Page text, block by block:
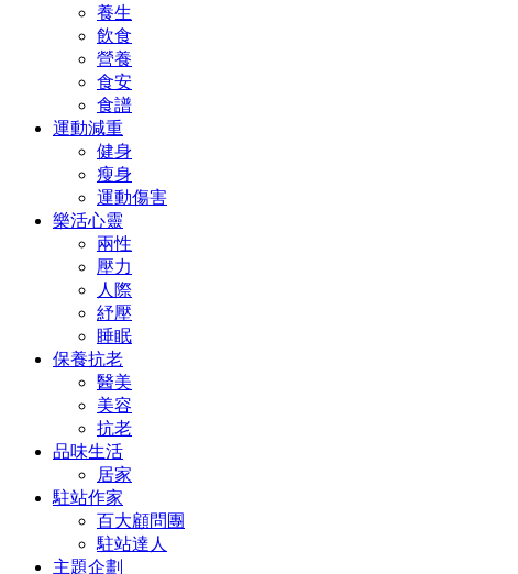
養生
飲食
營養
食安
食譜
運動減重
健身
瘦身
運動傷害
樂活心靈
兩性
壓力
人際
紓壓
睡眠
保養抗老
醫美
美容
抗老
品味生活
居家
駐站作家
百大顧問團
駐站達人
主題企劃